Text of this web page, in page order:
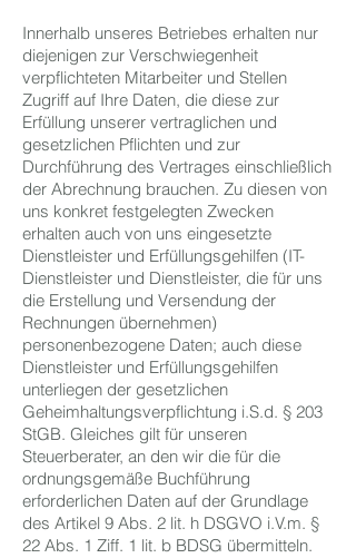
Innerhalb unseres Betriebes erhalten nur
diejenigen zur Verschwiegenheit
verpflichteten Mitarbeiter und Stellen
Zugriff auf Ihre Daten, die diese zur
Erfüllung unserer vertraglichen und
gesetzlichen Pflichten und zur
Durchführung des Vertrages einschließlich
der Abrechnung brauchen. Zu diesen von
uns konkret festgelegten Zwecken
erhalten auch von uns eingesetzte
Dienstleister und Erfüllungsgehilfen (IT-
Dienstleister und Dienstleister, die für uns
die Erstellung und Versendung der
Rechnungen übernehmen)
personenbezogene Daten; auch diese
Dienstleister und Erfüllungsgehilfen
unterliegen der gesetzlichen
Geheimhaltungsverpflichtung i.S.d. § 203
StGB. Gleiches gilt für unseren
Steuerberater, an den wir die für die
ordnungsgemäße Buchführung
erforderlichen Daten auf der Grundlage
des Artikel 9 Abs. 2 lit. h DSGVO i.V.m. §
22 Abs. 1 Ziff. 1 lit. b BDSG übermitteln.